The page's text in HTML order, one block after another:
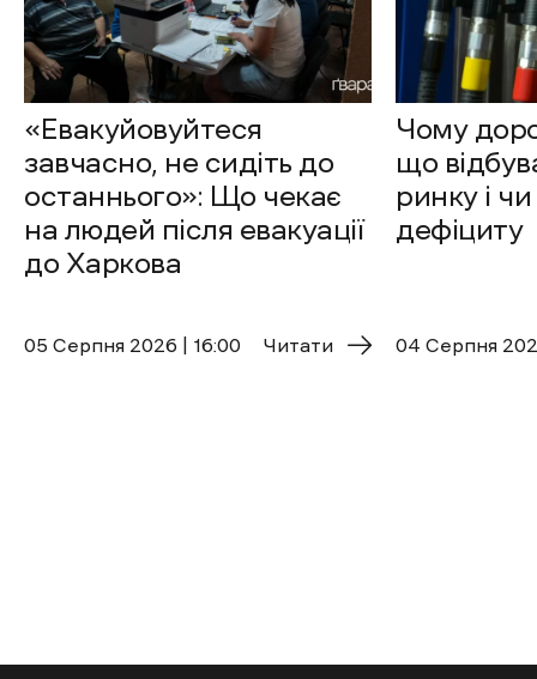
«Евакуйовуйтеся
завчасно, не сидіть до
останнього»: Що чекає
на людей після евакуації
до Харкова
05 Cерпня 2026 | 16:00 Читати
Чому
що
ринку і
дефіциту
04 Cерпня